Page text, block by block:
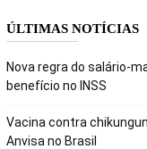
ÚLTIMAS NOTÍCIAS
Nova regra do salário-
benefício no INSS
Vacina contra
Anvisa no Brasil